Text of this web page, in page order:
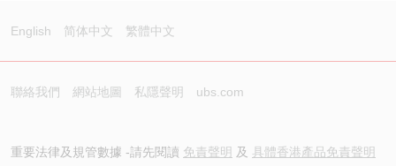
English 简体中文 繁體中文
聯絡我們 網站地圖 私隱聲明 ubs.com
重要法律及規管數據 -請先閱讀 免責聲明 及 具體香港產品免責聲明